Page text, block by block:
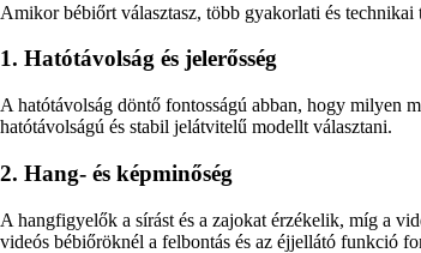
Amikor bébiőrt választasz, több gyakorlati és
1. Hatótávolság és jelerősség
A hatótávolság döntő fontosságú abban, hogy milyen
hatótávolságú és stabil jelátvitelű modellt választani.
2. Hang- és képminőség
A hangfigyelők a sírást és a zajokat érzékelik, míg a
videós bébiőröknél a felbontás és az éjjellátó funkció